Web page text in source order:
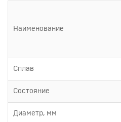
Наименование
Сплав
Состояние
Диаметр, мм